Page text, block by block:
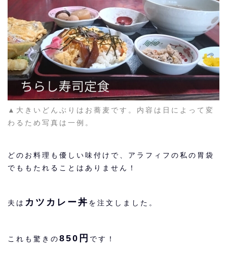
▲大きいどんぶりはお蕎麦です。内容は日によって変
わるため写真は一例。
どのお料理も優しい味付けで、アラフィフの私の胃袋
でももたれることはありません！
夫は カツカレー丼 を注文しました。
これも驚きの850円 です！